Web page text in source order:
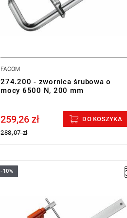
FACOM
274.200 - zwornica śrubowa o
mocy 6500 N, 200 mm
Price tax included
259,26 zł
288,07 zł
DO KOSZYKA
A: 400 mm
L1: 215 mm
-10%